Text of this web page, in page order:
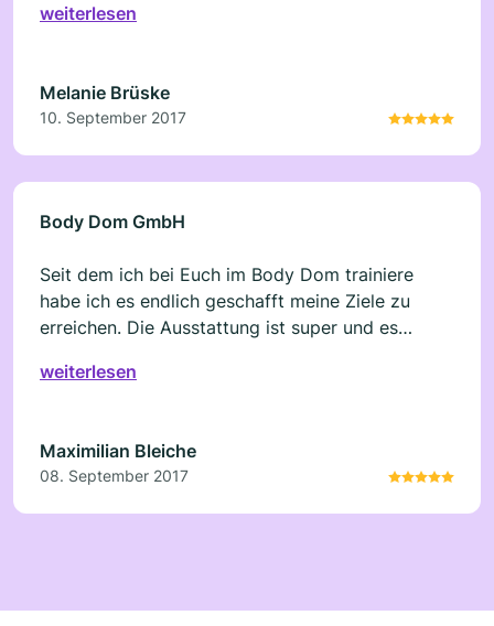
weiterlesen
Melanie Brüske
10. September 2017
Body Dom GmbH
Seit dem ich bei Euch im Body Dom trainiere
habe ich es endlich geschafft meine Ziele zu
erreichen. Die Ausstattung ist super und es
zu kommen! Kann es jedem weiterempfehlen.
weiterlesen
Maximilian Bleiche
08. September 2017